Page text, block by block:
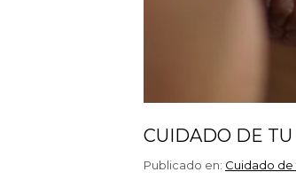
CUIDADO DE TU
Publicado en: Cuidado de